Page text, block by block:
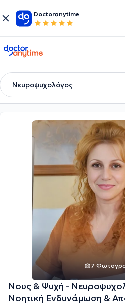
Doctoranytime
doctoranytime
Νευροψυχολόγος
7
Νους & Ψυχή -
Νοητική Ενδυνάμωση &